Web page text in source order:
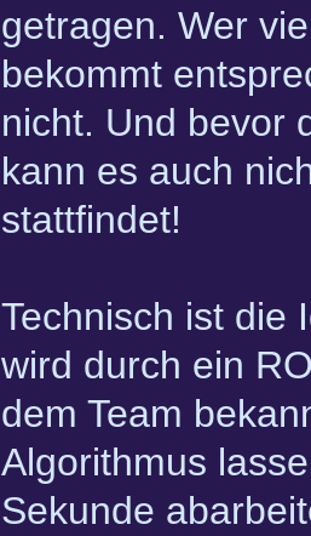
getragen. Wer
bekommt
nicht. Und bevor
kann es auch
stattfindet!
Technisch ist die
wird durch ein
dem Team
Algorithmus
Sekunde